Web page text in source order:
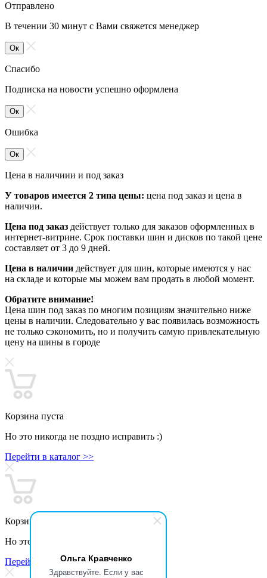
Ольга Кравченко
Здравствуйте. Если у вас
Отправлено
В течении 30 минут с Вами свяжется менеджер
Ок
Спасибо
Подписка на новости успешно оформлена
Ок
Ошибка
Ок
Цена в наличиии и под заказ
У товаров имеется 2 типа цены: цена под заказ и цена в
наличии.
Цена под заказ действует только для заказов оформленных в
интернет-витрине. Срок поставки шин и дисков по такой цене
составляет от 3 до 9 дней.
Цена в наличии действует для шин, которые имеются у нас
на складе и которые мы можем вам продать в любой момент.
Обратите внимание!
Цена шин под заказ по многим позициям значительно ниже
цены в наличии. Следовательно у вас появилась возможность
не только сэкономить, но и получить самую привлекательную
цену на шины в городе
Корзина пуста
Но это никогда не поздно исправить :)
Перейти в каталог >>
Корзина пуста
Но это никогда не поздно исправить :)
Перейти в каталог >>